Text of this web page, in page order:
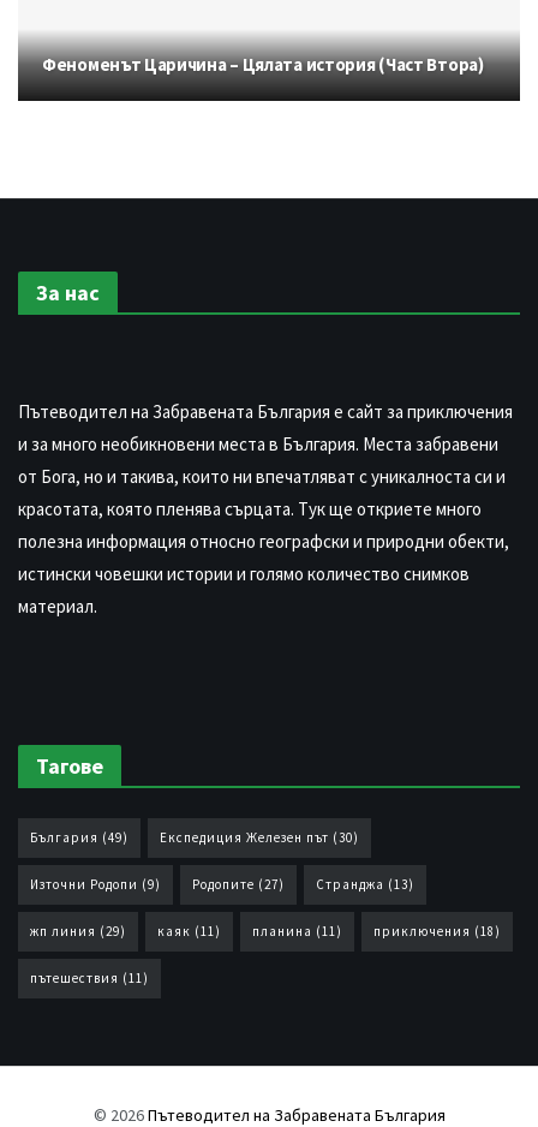
Феноменът Царичина – Цялата история (Част Втора)
За нас
Пътеводител на Забравената България е сайт за приключения
и за много необикновени места в България. Места забравени
от Бога, но и такива, които ни впечатляват с уникалноста си и
красотата, която пленява сърцата. Тук ще откриете много
полезна информация относно географски и природни обекти,
истински човешки истории и голямо количество снимков
материал.
Тагове
България (49) Експедиция Железен път (30)
Източни Родопи (9) Родопите (27) Странджа (13)
жп линия (29) каяк (11) планина (11) приключения (18)
пътешествия (11)
© 2026Пътеводител на Забравената България